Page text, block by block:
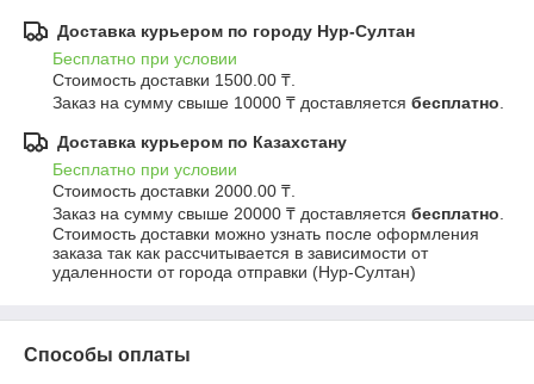
Доставка курьером по городу Нур-Султан
Бесплатно при условии
Стоимость доставки 1500.00 ₸.
Заказ на сумму свыше 10000 ₸ доставляется бесплатно
Доставка курьером по Казахстану
Бесплатно при условии
Стоимость доставки 2000.00 ₸.
Заказ на сумму свыше 20000 ₸ доставляется бесплатно
Стоимость доставки можно узнать после оформления
заказа так как рассчитывается в зависимости от
удаленности от города отправки (Нур-Султан)
Способы оплаты